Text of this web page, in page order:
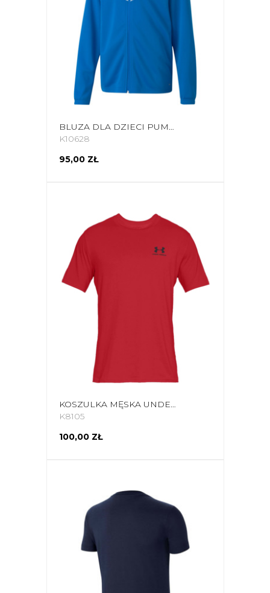
BLUZA DLA DZIECI PUMA TEAMRISE TRAINING POLY JACKET JR NIEBIESKA 657393 02
K10628
95,00 ZŁ
KOSZULKA MĘSKA UNDER ARMOUR SPORTSTYLE LEFT CHEST SS CZERWONA 1326799-600
K8105
100,00 ZŁ